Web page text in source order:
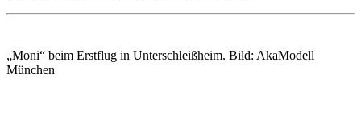
„Moni“ beim Erstflug in Unterschleißheim. Bild: AkaModell
München